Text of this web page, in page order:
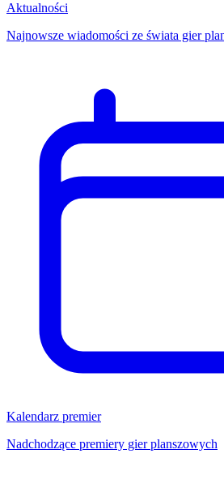
Aktualności
Najnowsze wiadomości ze świata gier
Kalendarz premier
Nadchodzące premiery gier planszowych